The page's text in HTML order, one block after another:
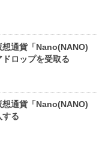
想通貨「Nano(NANO)
ロップを受取る
想通貨「Nano(NANO)
する